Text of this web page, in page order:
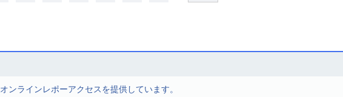
オンラインレポーアクセスを提供しています。